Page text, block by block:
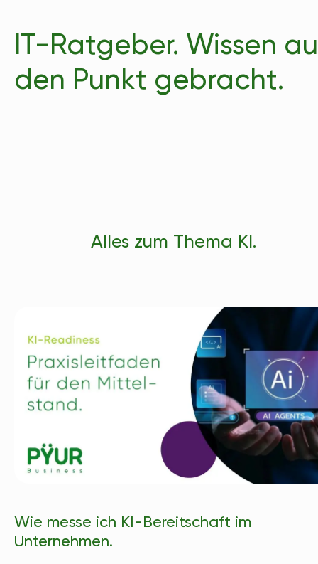
IT-Ratgeber. Wissen
den Punkt gebracht.
Alles zum Thema KI.
Wie messe ich KI-Bereitschaft im
Unternehmen.